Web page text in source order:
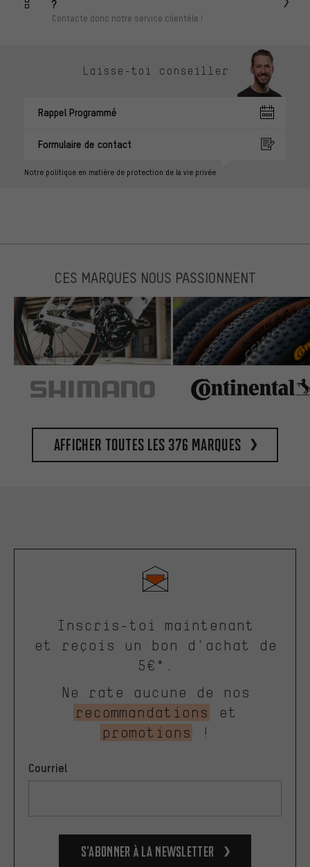
?
Contacte donc notre service clientèle !
Laisse-toi conseiller
Rappel Programmé
Formulaire de contact
Notre politique en matière de protection de la vie privée
CES MARQUES NOUS PASSIONNENT
Afficher toutes les 376 marques
Inscris-toi maintenant
et reçois un bon d'achat de
5€*.
Ne rate aucune de nos
recommandations
et
promotions
!
Courriel
S’abonner à la newsletter